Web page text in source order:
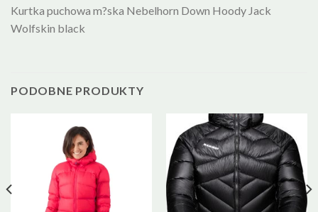
Kurtka puchowa m?ska Nebelhorn Down Hoody Jack
Wolfskin black
PODOBNE PRODUKTY